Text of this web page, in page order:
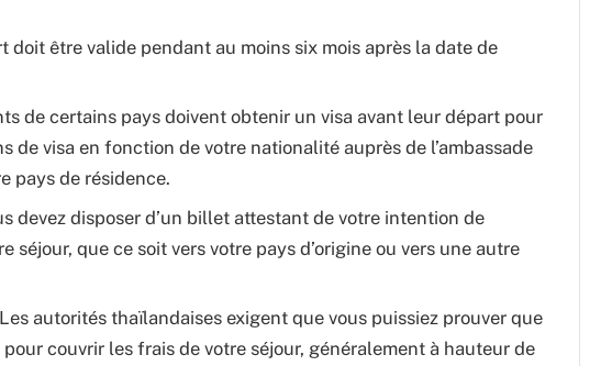
doit être valide pendant au moins six mois après la date de
de certains pays doivent obtenir un visa avant leur départ pour
de visa en fonction de votre nationalité auprès de l’ambassade
pays de résidence.
devez disposer d’un billet attestant de votre intention de
séjour, que ce soit vers votre pays d’origine ou vers une autre
autorités thaïlandaises exigent que vous puissiez prouver que
couvrir les frais de votre séjour, généralement à hauteur de